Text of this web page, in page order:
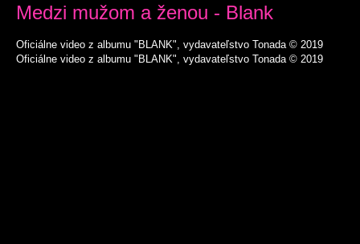
Medzi mužom a ženou - Blank
Oficiálne video z albumu "BLANK", vydavateľstvo Tonada © 2019
Oficiálne video z albumu "BLANK", vydavateľstvo Tonada © 2019